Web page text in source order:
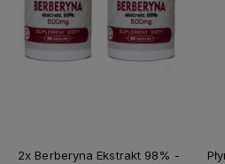
2x Berberyna Ekstrakt 98% -